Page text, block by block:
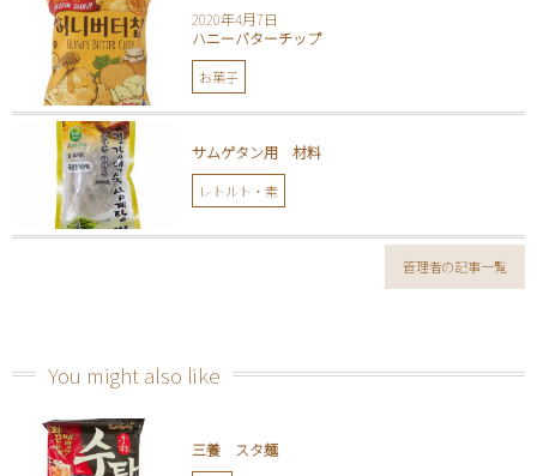
2020年4月7日
ハニーバターチップ
お菓子
サムゲタン用 材料
レトルト・素
管理者の記事一覧
You might also like
三養 スタ麺